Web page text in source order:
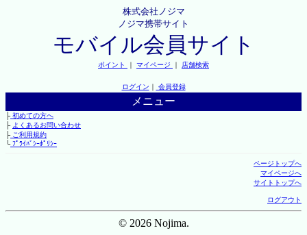
株式会社ノジマ
ノジマ携帯サイト
モバイル会員サイト
ポイント ｜ マイページ ｜ 店舗検索
ログイン ｜ 会員登録
メニュー
├初めての方へ
├ よくあるお問い合わせ
├ご利用規約
└ﾌﾟﾗｲﾊﾞｼｰﾎﾟﾘｼｰ
ページトップへ
マイページへ
サイトトップへ
ログアウト
© 2026 Nojima.